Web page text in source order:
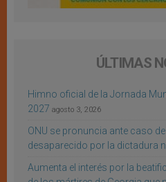
ÚLTIMAS
Himno oficial de la Jornada
2027 agosto 3, 2026
ONU se pronuncia ante caso
desaparecido por la dictadura
Aumenta el interés por la